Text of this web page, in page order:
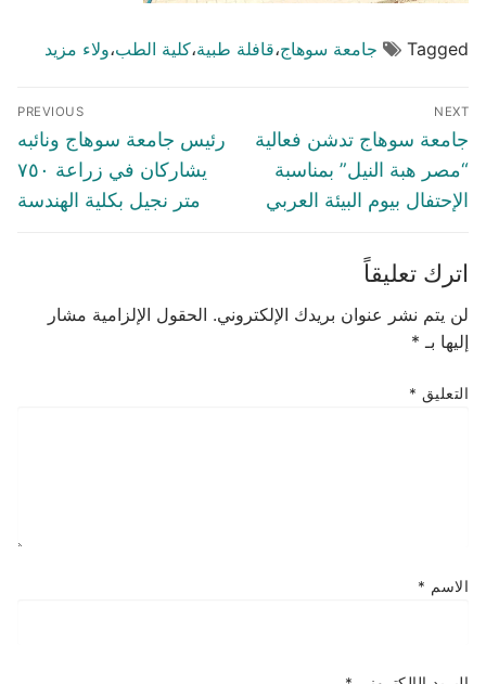
Tagged جامعة سوهاج،قافلة طبية،كلية الطب،ولاء مزيد
تصفّح
المقالات
PREVIOUS
Previous
post:
رئيس جامعة سوهاج ونائبه
يشاركان في زراعة ٧٥٠
متر نجيل بكلية الهندسة
NEXT
Next
post:
جامعة سوهاج تدشن فعالية
“مصر هبة النيل” بمناسبة
الإحتفال بيوم البيئة العربي
اترك تعليقاً
لن يتم نشر عنوان بريدك الإلكتروني. الحقول الإلزامية مشار
إليها بـ *
التعليق *
الاسم *